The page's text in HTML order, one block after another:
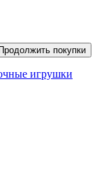
покупки
игрушки